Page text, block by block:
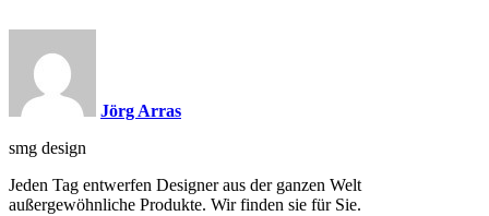
Jörg Arras
smg design
Jeden Tag entwerfen Designer aus der ganzen Welt
außergewöhnliche Produkte. Wir finden sie für Sie.